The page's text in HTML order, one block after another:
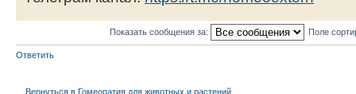
Показать сообщения за: Поле
Ответить
Вернуться в Гомеопатия для животных и растений